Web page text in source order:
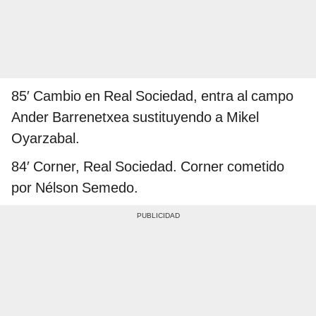
85′ Cambio en Real Sociedad, entra al campo
Ander Barrenetxea sustituyendo a Mikel
Oyarzabal.
84′ Corner, Real Sociedad. Corner cometido
por Nélson Semedo.